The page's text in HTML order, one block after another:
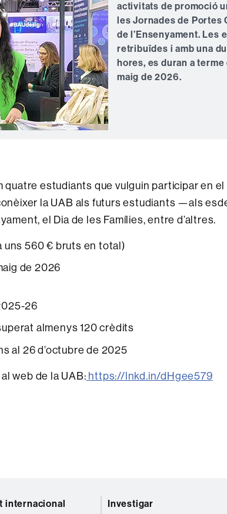
activitats de promoció
les Jornades de Portes
de l’Ensenyament. Les
retribuïdes i amb una
hores, es duran a
maig de 2026.
quatre estudiants que vulguin participar en
la UAB als futurs estudiants —als
el Dia de les Famílies, entre d’altres.
uns 560 € bruts en total)
de 2026
26
almenys 120 crèdits
al 26 d’octubre de 2025
web de la UAB: https://lnkd.in/dHgee579
internacional Investigar